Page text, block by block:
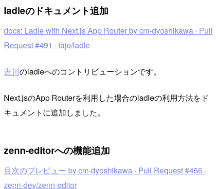
ladleのドキュメント追加
docs: Ladle with Next.js App Router by cm-dyoshikawa · Pull
Request #491 · tajo/ladle
吉川のladleへのコントリビューションです。
Next.jsのApp Routerを利用した場合のladleの利用方法をド
キュメントに追加しました。
zenn-editorへの機能追加
目次のプレビュー by cm-dyoshikawa · Pull Request #456 ·
zenn-dev/zenn-editor